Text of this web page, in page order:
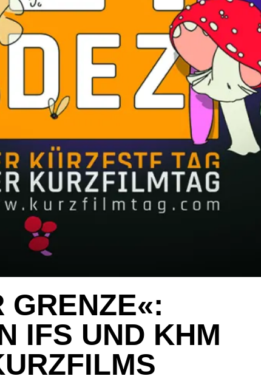
GRENZE«:
IFS UND KHM